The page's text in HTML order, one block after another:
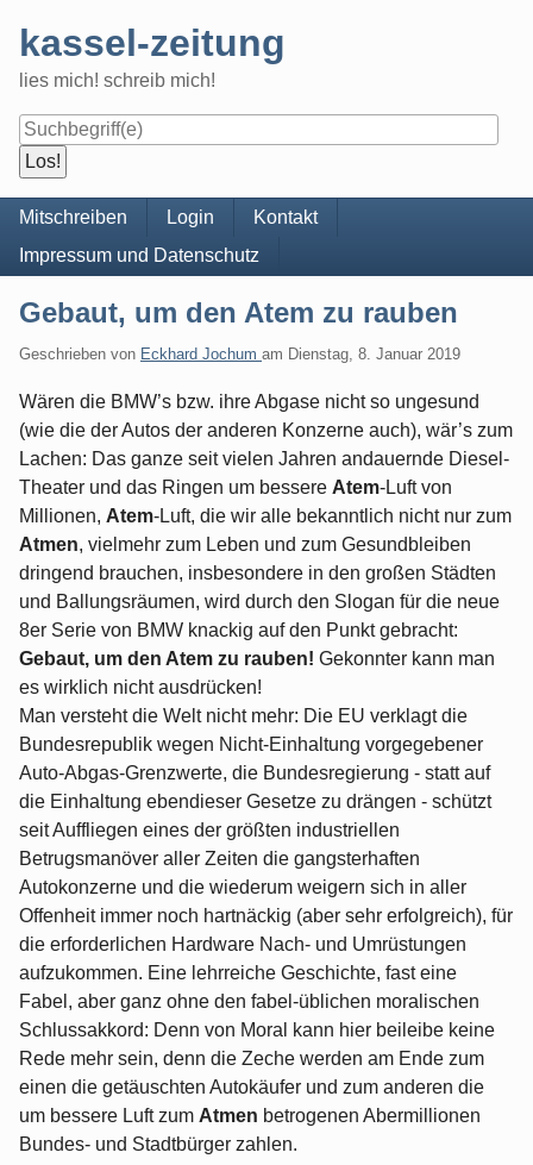
content
kassel-zeitung
lies mich! schreib mich!
Navigation
Mitschreiben Login
Kontakt
Impressum und Datenschutz
Gebaut, um den Atem zu rauben
Geschrieben von Eckhard Jochum am Dienstag, 8. Januar 2019
Wären die BMW’s bzw. ihre Abgase nicht so ungesund
(wie die der Autos der anderen Konzerne auch), wär’s zum
Lachen: Das ganze seit vielen Jahren andauernde Diesel-
Theater und das Ringen um bessere Atem-Luft von
Millionen, Atem-Luft, die wir alle bekanntlich nicht nur zum
Atmen, vielmehr zum Leben und zum Gesundbleiben
dringend brauchen, insbesondere in den großen Städten
und Ballungsräumen, wird durch den Slogan für die neue
8er Serie von BMW knackig auf den Punkt gebracht:
Gebaut, um den Atem zu rauben! Gekonnter kann man
es wirklich nicht ausdrücken!
Man versteht die Welt nicht mehr: Die EU verklagt die
Bundesrepublik wegen Nicht-Einhaltung vorgegebener
Auto-Abgas-Grenzwerte, die Bundesregierung - statt auf
die Einhaltung ebendieser Gesetze zu drängen - schützt
seit Auffliegen eines der größten industriellen
Betrugsmanöver aller Zeiten die gangsterhaften
Autokonzerne und die wiederum weigern sich in aller
Offenheit immer noch hartnäckig (aber sehr erfolgreich), für
die erforderlichen Hardware Nach- und Umrüstungen
aufzukommen. Eine lehrreiche Geschichte, fast eine
Fabel, aber ganz ohne den fabel-üblichen moralischen
Schlussakkord: Denn von Moral kann hier beileibe keine
Rede mehr sein, denn die Zeche werden am Ende zum
einen die getäuschten Autokäufer und zum anderen die
um bessere Luft zum Atmen betrogenen Abermillionen
Bundes- und Stadtbürger zahlen.